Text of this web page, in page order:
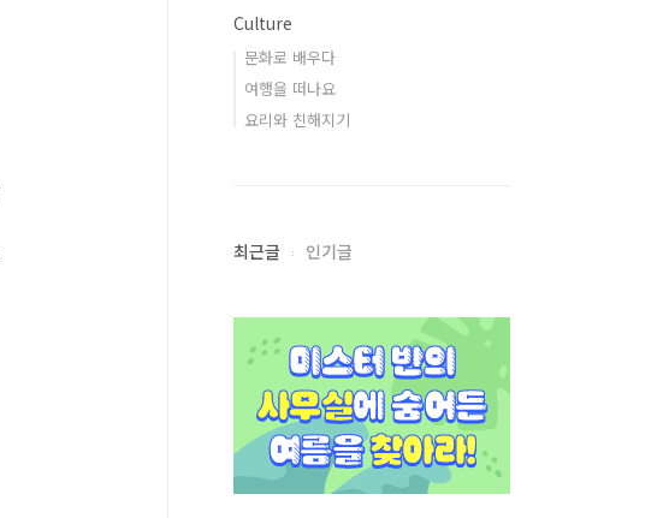
Culture
문화로 배우다
여행을 떠나요
요리와 친해지기
최근글 인기글